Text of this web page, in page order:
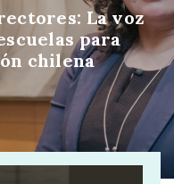
La voz
para
chilena